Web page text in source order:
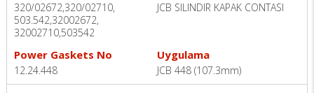
320/02672,320/02710,
503.542,32002672,
32002710,503542
JCB SILINDIR KAPAK CONTASI
Power Gaskets No
12.24.448
Uygulama
JCB 448 (107.3mm)